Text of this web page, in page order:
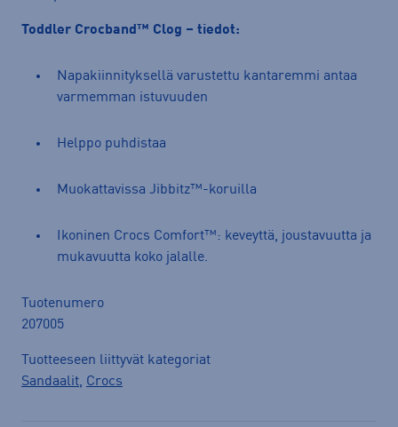
Toddler Crocband™ Clog – tiedot:
Napakiinnityksellä varustettu kantaremmi antaa
varmemman istuvuuden
Helppo puhdistaa
Muokattavissa Jibbitz™-koruilla
Ikoninen Crocs Comfort™: keveyttä, joustavuutta ja
mukavuutta koko jalalle.
Tuotenumero
207005
Tuotteeseen liittyvät kategoriat
Sandaalit, Crocs